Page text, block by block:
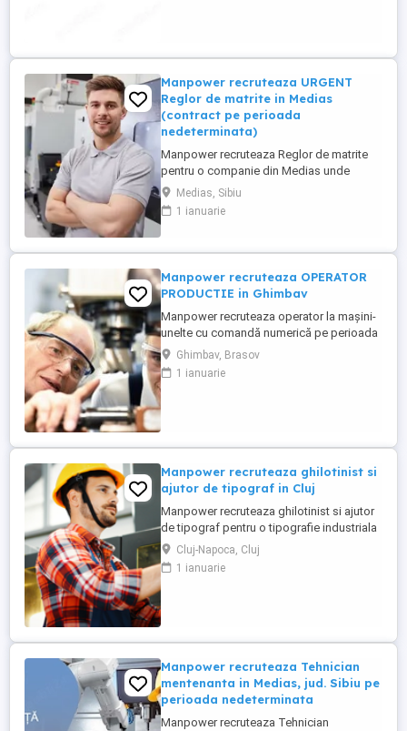
Manpower recruteaza URGENT
Reglor de matrite in Medias
(contract pe perioada
nedeterminata)
Manpower recruteaza Reglor de matrite
pentru o companie din Medias unde
principala activitate este fabricarea de
piese si accesorii pentru autovehicule(se
produc componente din mase plastice si
plastice si asamblare de subansamble
Medias, Sibiu
1 ianuarie
Manpower recruteaza OPERATOR
PRODUCTIE in Ghimbav
Manpower recruteaza operator la maşini-
unelte cu comandă numerică pe perioada
nedeterminata pentru o companie din
Ghimbav conform urmatoarelor cerinte: -
disponibilitate de a lucra in 3 schimburi; -
Ghimbav, Brasov
1 ianuarie
Manpower recruteaza ghilotinist si
ajutor de tipograf in Cluj
Manpower recruteaza ghilotinist si ajutor
de tipograf pentru o tipografie industriala
care produce etichete si materiale tiparite
pentru bauturi, produse FMCG si
ambalaje. Cerinte: - disponibilitate in a
Cluj-Napoca, Cluj
1 ianuarie
Manpower recruteaza Tehnician
mentenanta in Medias, jud. Sibiu pe
perioada nedeterminata
Manpower recruteaza Tehnician